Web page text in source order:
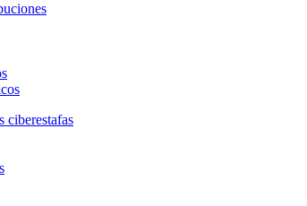
ciberestafas